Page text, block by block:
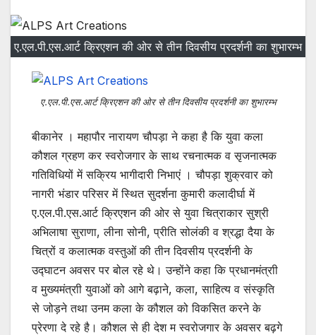
ए.एल.पी.एस.आर्ट क्रिएशन की ओर से तीन दिवसीय प्रदर्शनी का शुभारम्भ
ए.एल.पी.एस.आर्ट क्रिएशन की ओर से तीन दिवसीय प्रदर्शनी का शुभारम्भ
बीकानेर । महापौर नारायण चौपड़ा ने कहा है कि युवा कला
कौशल ग्रहण कर स्वरोजगार के साथ रचनात्मक व सृजनात्मक
गतिविधियों में सक्रिय भागीदारी निभाएं । चौपड़ा शुक्रवार को
नागरी भंडार परिसर में स्थित सुदर्शना कुमारी कलादीर्घा में
ए.एल.पी.एस.आर्ट क्रिएशन की ओर से युवा चित्राकार सुश्री
अभिलाषा सुराणा, लीना सोनी, प्रीति सोलंकी व श्रद्धा दैया के
चित्रों व कलात्मक वस्तुओं की तीन दिवसीय प्रदर्शनी के
उद्घाटन अवसर पर बोल रहे थे। उन्होंने कहा कि प्रधानमंत्राी
व मुख्यमंत्राी युवाओं को आगे बढ़ाने, कला, साहित्य व संस्कृति
से जोड़ने तथा उनम­ कला के कौशल को विकसित करने के
प्रेरणा दे रहे है। कौशल से ही देश म­ स्वरोजगार के अवसर बढ़­गे